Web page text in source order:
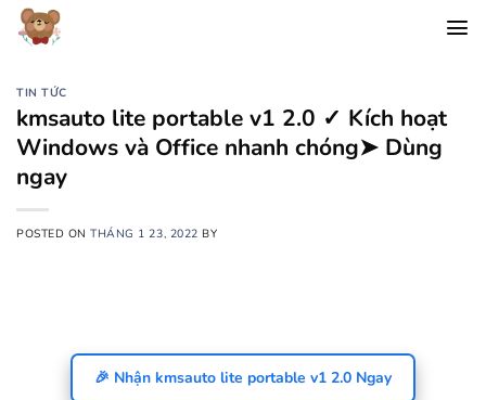
Chuyển
đến
dungTIN TỨC
kmsauto lite portable v1 2.0 ✓ Kích hoạt
Windows và Office nhanh chóng➤ Dùng
ngay
POSTED ONTHÁNG 1 23, 2022 BY
🎉 Nhận kmsauto lite portable v1 2.0 Ngay